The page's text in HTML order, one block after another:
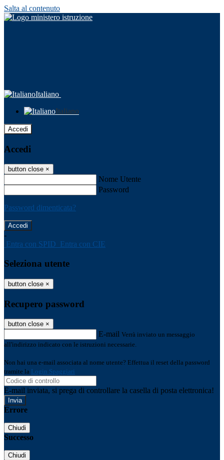
Salta al contenuto
Italiano
Italiano
Accedi
Accedi
button close ×
Nome Utente
Password
Password dimenticata?
-
Entra con SPID Entra con CIE
Seleziona utente
button close ×
Recupero password
button close ×
E-mail Verrà inviato un messaggio
all'indirizzo indicato con le istruzioni necessarie.
Non hai una e-mail associata al nome utente? Effettua il reset della password
tramite la Login Spaggiari
E-mail inviata, si prega di controllare la casella di posta elettronica!
Errore
Chiudi
Successo
Chiudi